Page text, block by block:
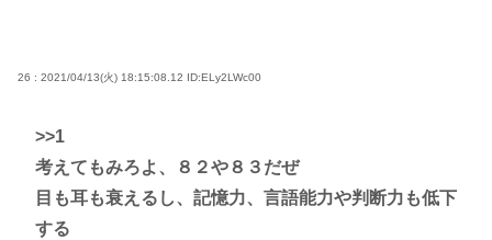
26 : 2021/04/13(火) 18:15:08.12 ID:ELy2LWc00
>>1
考えてもみろよ、８２や８３だぜ
目も耳も衰えるし、記憶力、言語能力や判断力も低下
する